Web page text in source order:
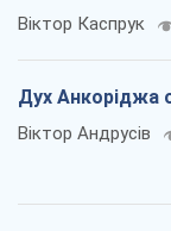
Віктор Каспрук
Дух Анкоріджа
Віктор Андрусів